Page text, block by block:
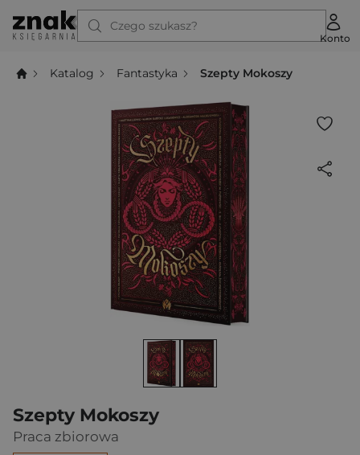
Czego szukasz?
Konto
Katalog Fantastyka Szepty Mokoszy
Szepty Mokoszy
Praca zbiorowa